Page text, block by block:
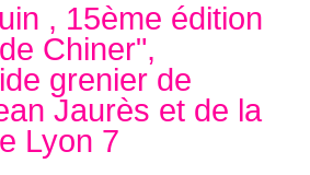
, 15ème édition
Chiner",
grenier de
Jaurès et de la
Lyon 7